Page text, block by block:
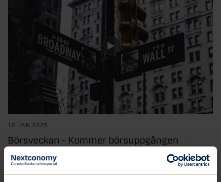
16 JAN 2025
Börsveckan – Kommer börsuppgången
fortsätta?
Börsåret 2025 har börjat skakigt. Räntorna i USA har stigit
kraftigt på kort tid, och 10-års...